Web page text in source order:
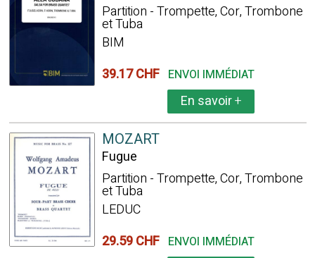
Partition - Trompette, Cor, Trombone
et Tuba
BIM
39.17 CHF ENVOI IMMÉDIAT
En savoir+
MOZART
Fugue
Partition - Trompette, Cor, Trombone
et Tuba
LEDUC
29.59 CHF ENVOI IMMÉDIAT